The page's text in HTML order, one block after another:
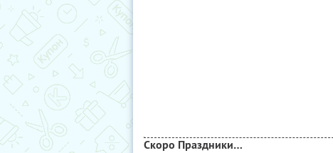
Скоро Праздники…